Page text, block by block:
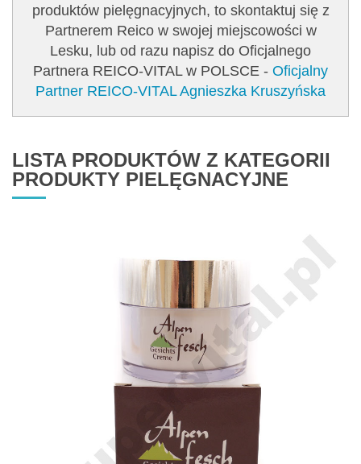
produktów pielęgnacyjnych, to skontaktuj się z
Partnerem Reico w swojej miejscowości w
Lesku, lub od razu napisz do Oficjalnego
Partnera REICO-VITAL w POLSCE - Oficjalny
Partner REICO-VITAL Agnieszka Kruszyńska
LISTA PRODUKTÓW Z KATEGORII
PRODUKTY PIELĘGNACYJNE